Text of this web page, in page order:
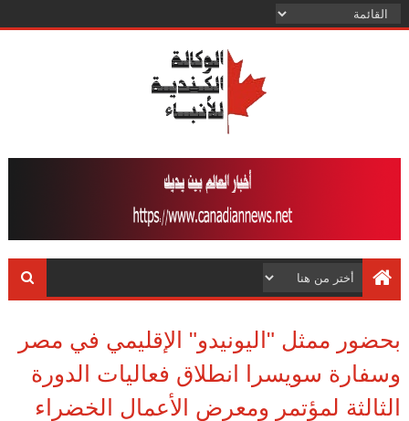
بحضور ممثل "اليونيدو" الإقليمي في مصر
وسفارة سويسرا انطلاق فعاليات الدورة
الثالثة لمؤتمر ومعرض الأعمال الخضراء